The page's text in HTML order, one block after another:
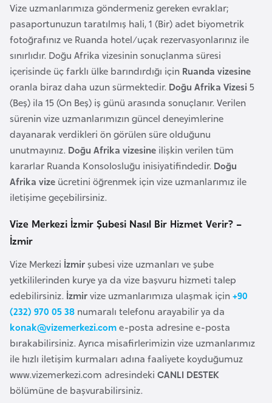
Vize uzmanlarımıza göndermeniz gereken evraklar;
pasaportunuzun taratılmış hali, 1 (Bir) adet biyometrik
fotoğrafınız ve Ruanda hotel/uçak rezervasyonlarınız ile
sınırlıdır. Doğu Afrika vizesinin sonuçlanma süresi
içerisinde üç farklı ülke barındırdığı için Ruanda vizesine
oranla biraz daha uzun sürmektedir. Doğu Afrika Vizesi 5
(Beş) ila 15 (On Beş) iş günü arasında sonuçlanır. Verilen
sürenin vize uzmanlarımızın güncel deneyimlerine
dayanarak verdikleri ön görülen süre olduğunu
unutmayınız. Doğu Afrika vizesine ilişkin verilen tüm
kararlar Ruanda Konsolosluğu inisiyatifindedir. Doğu
Afrika vize ücretini öğrenmek için vize uzmanlarımız ile
iletişime geçebilirsiniz.
Vize Merkezi İzmir Şubesi Nasıl Bir Hizmet Verir? –
İzmir
Vize Merkezi İzmirşubesi vize uzmanları ve şube
yetkililerinden kurye ya da vize başvuru hizmeti talep
edebilirsiniz. İzmirvize uzmanlarımıza ulaşmak için+90
(232) 970 05 38 numaralı telefonu arayabilir ya da
konak@vizemerkezi.come-posta adresine e-posta
bırakabilirsiniz. Ayrıca misafirlerimizin vize uzmanlarımız
ile hızlı iletişim kurmaları adına faaliyete koyduğumuz
www.vizemerkezi.com adresindeki CANLI DESTEK
bölümüne de başvurabilirsiniz.
e
m
o
k
r
a
t
i
k
K
o
n
g
u
l
g
a
r
i
s
t
a